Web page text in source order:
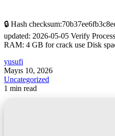
🔒 Hash
updated: 2026-05-05 Verify
RAM: 4 GB for crack use Disk
yusufi
Mayıs 10, 2026
Uncategorized
1 min read